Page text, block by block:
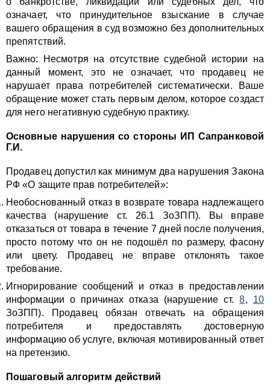
означает, что принудительное взыскание в случае
вашего обращения в суд возможно без дополнительных
препятствий.
Важно: Несмотря на отсутствие судебной истории на
данный момент, это не означает, что продавец не
нарушает права потребителей систематически. Ваше
обращение может стать первым делом, которое создаст
для него негативную судебную практику.
Основные нарушения со стороны ИП Сапранковой
Г.И.
Продавец допустил как минимум два нарушения Закона
РФ «О защите прав потребителей»:
Необоснованный отказ в возврате товара надлежащего
качества (нарушение ст. 26.1 ЗоЗПП). Вы вправе
отказаться от товара в течение 7 дней после получения,
просто потому что он не подошёл по размеру, фасону
или цвету. Продавец не вправе отклонять такое
требование.
Игнорирование сообщений и отказ в предоставлении
информации о причинах отказа (нарушение ст.8, 10
ЗоЗПП). Продавец обязан отвечать на обращения
потребителя и предоставлять достоверную
информацию об услуге, включая мотивированный ответ
на претензию.
Пошаговый алгоритм действий